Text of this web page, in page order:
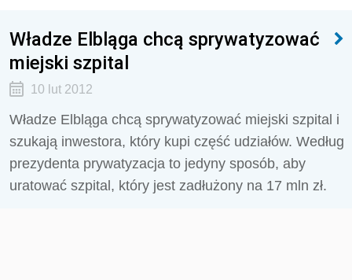
Władze Elbląga chcą sprywatyzować
miejski szpital
10 lut 2012
Władze Elbląga chcą sprywatyzować miejski szpital i
szukają inwestora, który kupi część udziałów. Według
prezydenta prywatyzacja to jedyny sposób, aby
uratować szpital, który jest zadłużony na 17 mln zł.